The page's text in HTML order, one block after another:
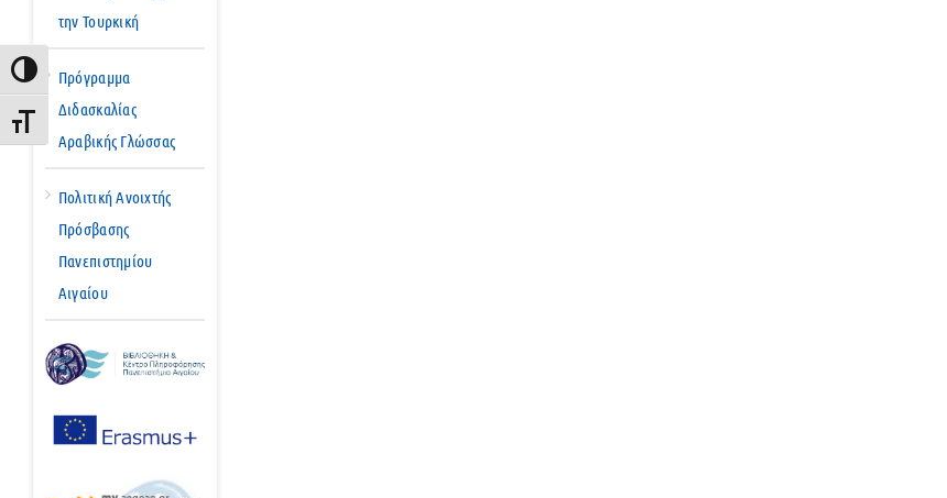
Εναλλαγή Υψηλής Αντίθεσης
Εναλλαγή Μεγέθους Γραμμάτων
την Τουρκική
Πρόγραμμα
Διδασκαλίας
Αραβικής Γλώσσας
Πολιτική Ανοιχτής
Πρόσβασης
Πανεπιστημίου
Αιγαίου